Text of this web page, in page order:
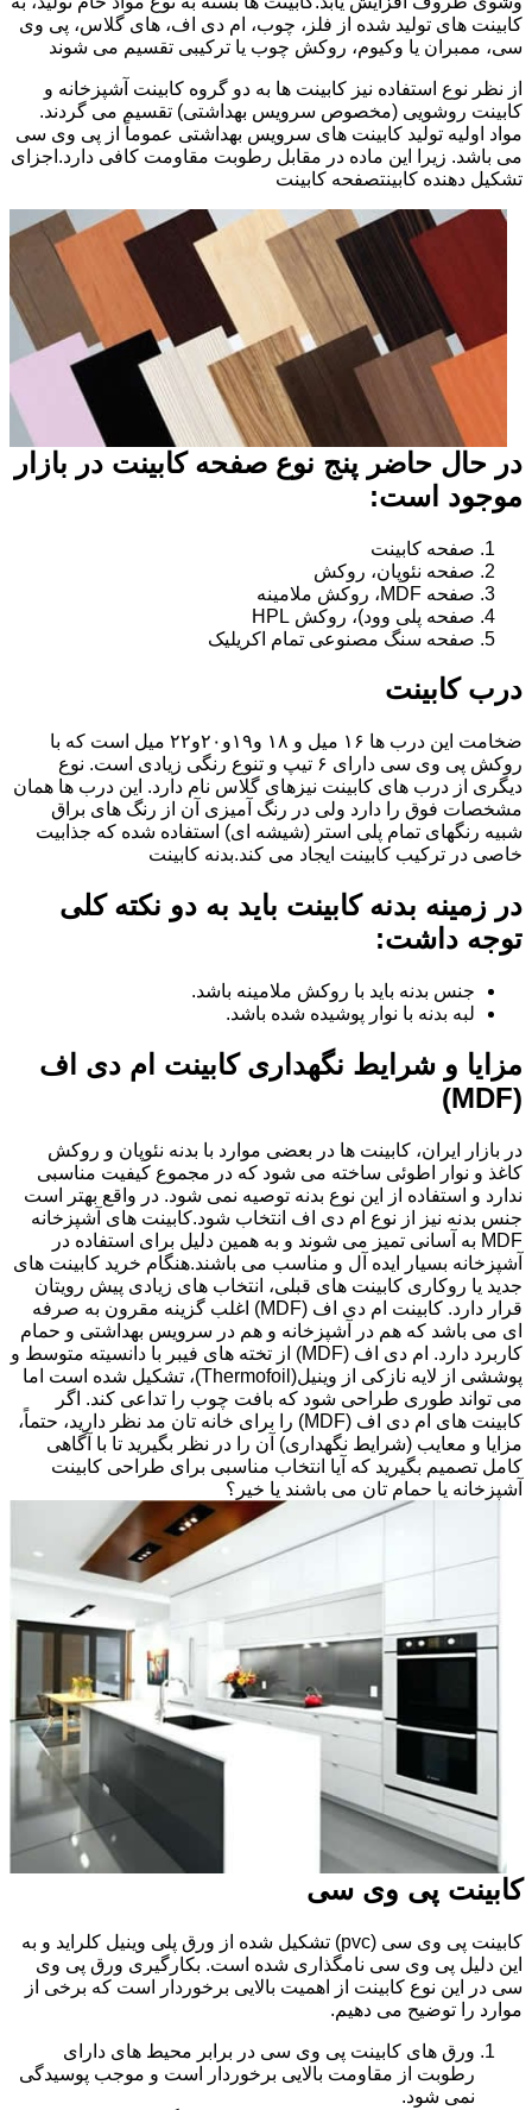
کابینت های تولید شده از فلز، چوب، ام دی اف، های گلاس، پی وی
سی، ممبران یا وکیوم، روکش چوب یا ترکیبی تقسیم می شوند
از نظر نوع استفاده نیز کابینت ها به دو گروه کابینت آشپزخانه و
کابینت روشویی (مخصوص سرویس بهداشتی) تقسیم می گردند.
مواد اولیه تولید کابینت های سرویس بهداشتی عموماً از پی وی سی
می باشد. زیرا این ماده در مقابل رطوبت مقاومت کافی دارد.اجزای
تشکیل دهنده کابینتصفحه کابینت
در حال حاضر پنج نوع صفحه کابینت در بازار
موجود است:
صفحه کابینت
صفحه نئوپان، روکش
صفحه MDF، روکش ملامینه
صفحه پلی وود)، روکش HPL
صفحه سنگ مصنوعی تمام اکریلیک
درب کابینت
ضخامت این درب ها ۱۶ میل و ۱۸ و١٩و٢٠و٢٢ میل است که با
روکش پی وی سی دارای ۶ تیپ و تنوع رنگی زیادی است. نوع
دیگری از درب های کابینت نیزهای گلاس نام دارد. این درب ها همان
مشخصات فوق را دارد ولی در رنگ آمیزی آن از رنگ های براق
شبیه رنگهای تمام پلی استر (شیشه ای) استفاده شده که جذابیت
خاصی در ترکیب کابینت ایجاد می کند.بدنه کابینت
در زمینه بدنه کابینت باید به دو نکته کلی
توجه داشت:
جنس بدنه باید با روکش ملامینه باشد.
لبه بدنه با نوار پوشیده شده باشد.
مزایا و شرایط نگهداری کابینت ام دی اف
(MDF)
در بازار ایران، کابینت ها در بعضی موارد با بدنه نئوپان و روکش
کاغذ و نوار اطوئی ساخته می شود که در مجموع کیفیت مناسبی
ندارد و استفاده از این نوع بدنه توصیه نمی شود. در واقع بهتر است
جنس بدنه نیز از نوع ام دی اف انتخاب شود.کابینت های آشپزخانه
MDF به آسانی تمیز می شوند و به همین دلیل برای استفاده در
آشپزخانه بسیار ایده آل و مناسب می باشند.هنگام خرید کابینت های
جدید یا روکاری کابینت های قبلی، انتخاب های زیادی پیش رویتان
قرار دارد. کابینت ام دی اف (MDF) اغلب گزینه مقرون به صرفه
ای می باشد که هم در آشپزخانه و هم در سرویس بهداشتی و حمام
کاربرد دارد. ام دی اف (MDF) از تخته های فیبر با دانسیته متوسط و
پوششی از لایه نازکی از وینیل(Thermofoil)، تشکیل شده است اما
می تواند طوری طراحی شود که بافت چوب را تداعی کند. اگر
کابینت های ام دی اف (MDF) را برای خانه تان مد نظر دارید، حتماً،
مزایا و معایب (شرایط نگهداری) آن را در نظر بگیرید تا با آگاهی
کامل تصمیم بگیرید که آیا انتخاب مناسبی برای طراحی کابینت
آشپزخانه یا حمام تان می باشند یا خیر؟
کابینت پی وی سی
کابینت پی وی سی (pvc) تشکیل شده از ورق پلی وینیل کلراید و به
این دلیل پی وی سی نامگذاری شده است. بکارگیری ورق پی وی
سی در این نوع کابینت از اهمیت بالایی برخوردار است که برخی از
موارد را توضیح می دهیم.
ورق های کابینت پی وی سی در برابر محیط های دارای
رطوبت از مقاومت بالایی برخوردار است و موجب پوسیدگی
نمی شود.